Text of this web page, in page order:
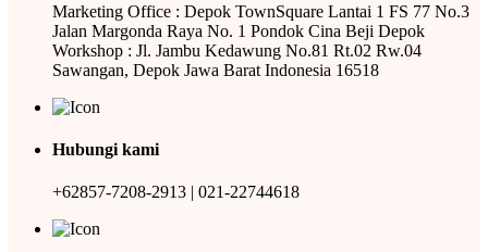
Marketing Office : Depok TownSquare Lantai 1 FS 77 No.3
Jalan Margonda Raya No. 1 Pondok Cina Beji Depok
Workshop : Jl. Jambu Kedawung No.81 Rt.02 Rw.04
Sawangan, Depok Jawa Barat Indonesia 16518
Hubungi kami
+62857-7208-2913 | 021-22744618